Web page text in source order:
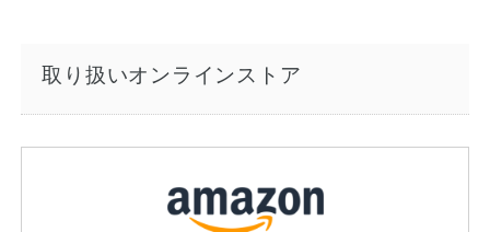
取り扱いオンラインストア